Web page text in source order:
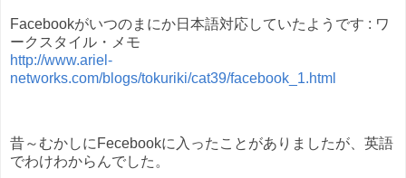
Facebookがいつのまにか日本語対応していたようです : ワ
ークスタイル・メモ
http://www.ariel-
networks.com/blogs/tokuriki/cat39/facebook_1.html
昔～むかしにFecebookに入ったことがありましたが、英語
でわけわからんでした。